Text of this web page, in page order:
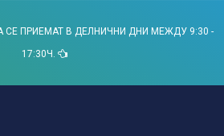
ПРИЕМАТ В ДЕЛНИЧНИ ДНИ МЕЖДУ 9:30 -
17:30Ч.